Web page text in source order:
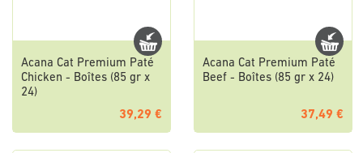
Acana Cat Premium Paté
Chicken - Boîtes (85 gr x
24)
39,29 €
Acana Cat Premium Paté
Beef - Boîtes (85 gr x 24)
37,49 €